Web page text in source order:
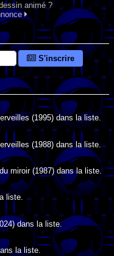
animé ?
S'inscrire
(1995) dans la liste.
(1988) dans la liste.
miroir (1987) dans la liste.
liste.
dans la liste.
la liste.